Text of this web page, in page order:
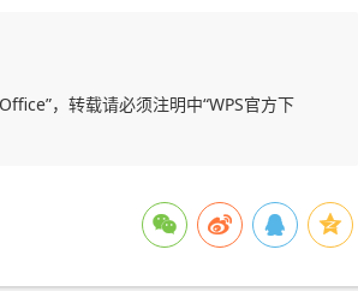
，转载请必须注明中“WPS官方下